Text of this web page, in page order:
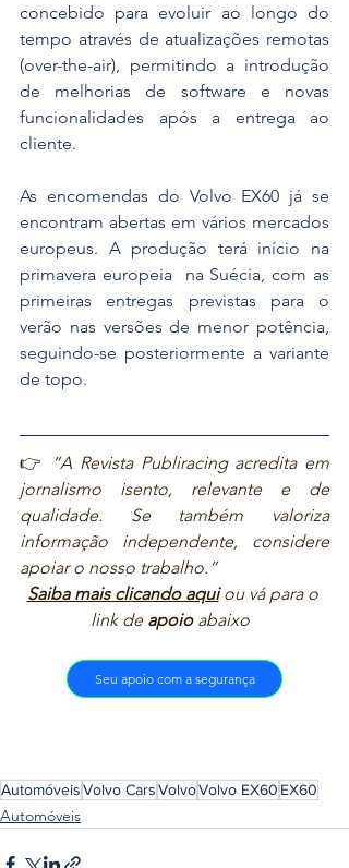
concebido para evoluir ao longo do
tempo através de atualizações remotas
(over-the-air), permitindo a introdução
de melhorias de software e novas
funcionalidades após a entrega ao
cliente.
As encomendas do Volvo EX60 já se
encontram abertas em vários mercados
europeus. A produção terá início na
primavera europeia  na Suécia, com as
primeiras entregas previstas para o
verão nas versões de menor potência,
seguindo-se posteriormente a variante
de topo.
👉
“A Revista Publiracing acredita em
jornalismo isento, relevante e de
qualidade. Se também valoriza
informação independente, considere
apoiar o nosso trabalho.”
Saiba mais clicando aqui ou vá para o
link de apoio abaixo
Seu apoio com a segurança
AutomóveisVolvo CarsVolvoVolvo EX60 EX60
Automóveis